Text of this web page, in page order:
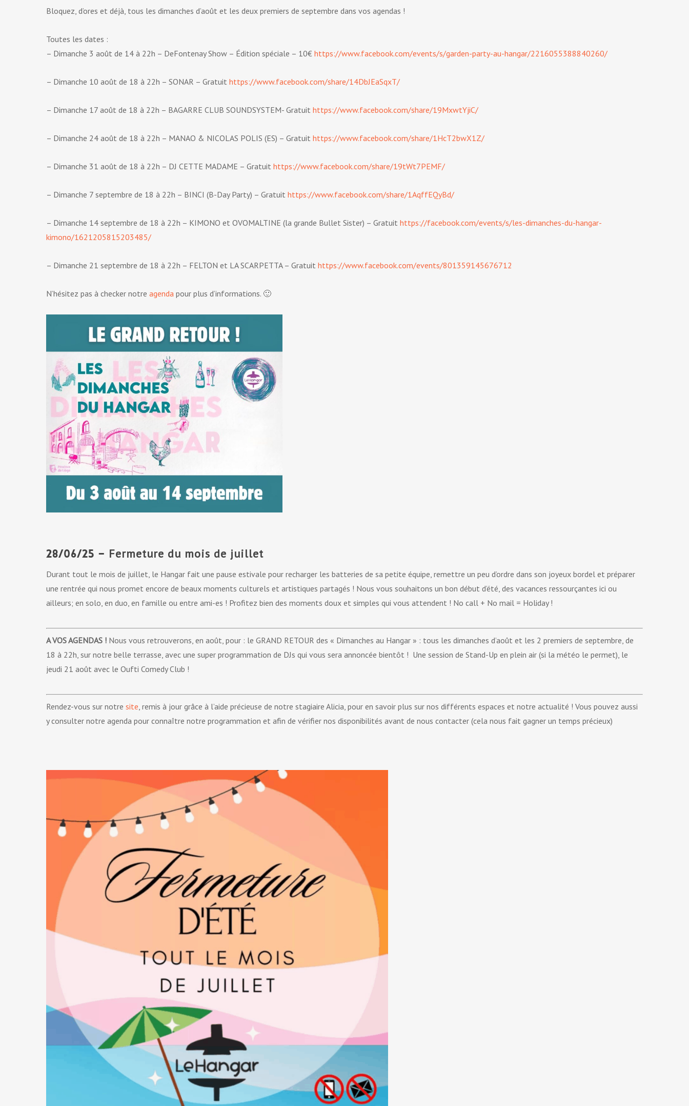
Bloquez, d’ores et déjà, tous les dimanches d’août et les deux premiers de septembre dans vos agendas !
Toutes les dates :
– Dimanche 3 août de 14 à 22h – DeFontenay Show – Édition spéciale – 10€https://www.facebook.com/events/s/garden-party-au-hangar/2216055388840260/
– Dimanche 10 août de 18 à 22h – SONAR – Gratuithttps://www.facebook.com/share/14DbJEaSqxT/
– Dimanche 17 août de 18 à 22h – BAGARRE CLUB SOUNDSYSTEM- Gratuithttps://www.facebook.com/share/19MxwtYjiC/
– Dimanche 24 août de 18 à 22h – MANAO & NICOLAS POLIS (ES) – Gratuithttps://www.facebook.com/share/1HcT2bwX1Z/
– Dimanche 31 août de 18 à 22h – DJ CETTE MADAME – Gratuithttps://www.facebook.com/share/19tWt7PEMF/
– Dimanche 7 septembre de 18 à 22h – BINCI (B-Day Party) – Gratuithttps://www.facebook.com/share/1AqffEQyBd/
– Dimanche 14 septembre de 18 à 22h – KIMONO et OVOMALTINE (la grande Bullet Sister) – Gratuithttps://facebook.com/events/s/les-dimanches-du-hangar-
kimono/1621205815203485/
– Dimanche 21 septembre de 18 à 22h – FELTON et LA SCARPETTA – Gratuithttps://www.facebook.com/events/801359145676712
N’hésitez pas à checker notreagenda pour plus d’informations. 🙂
28/06/25 – Fermeture du mois de juillet
Durant tout le mois de juillet, le Hangar fait une pause estivale pour recharger les batteries de sa petite équipe, remettre un peu d’ordre dans son joyeux bordel et préparer
une rentrée qui nous promet encore de beaux moments culturels et artistiques partagés ! Nous vous souhaitons un bon début d’été, des vacances ressourçantes ici ou
ailleurs; en solo, en duo, en famille ou entre ami-es ! Profitez bien des moments doux et simples qui vous attendent ! No call + No mail = Holiday !
A VOS AGENDAS ! Nous vous retrouverons, en août, pour : le GRAND RETOUR des « Dimanches au Hangar » : tous les dimanches d’août et les 2 premiers de septembre, de
18 à 22h, sur notre belle terrasse, avec une super programmation de DJs qui vous sera annoncée bientôt ! Une session de Stand-Up en plein air (si la météo le permet), le
jeudi 21 août avec le Oufti Comedy Club !
Rendez-vous sur notresite, remis à jour grâce à l’aide précieuse de notre stagiaire Alicia, pour en savoir plus sur nos différents espaces et notre actualité ! Vous pouvez aussi
y consulter notre agenda pour connaître notre programmation et afin de vérifier nos disponibilités avant de nous contacter (cela nous fait gagner un temps précieux)